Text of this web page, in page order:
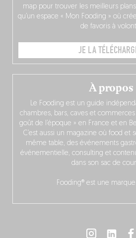
À propos
Le Fooding est un guide
chambres, bars, caves et
goût de l’époque » en France et en
C’est aussi un magazine où food et
même table, des événements
événementielle, consulting et
dans son sac de
Fooding® est une
map pour trouver les meilleurs
qu’un espace « Mon Fooding » où
de favoris à
JE LA